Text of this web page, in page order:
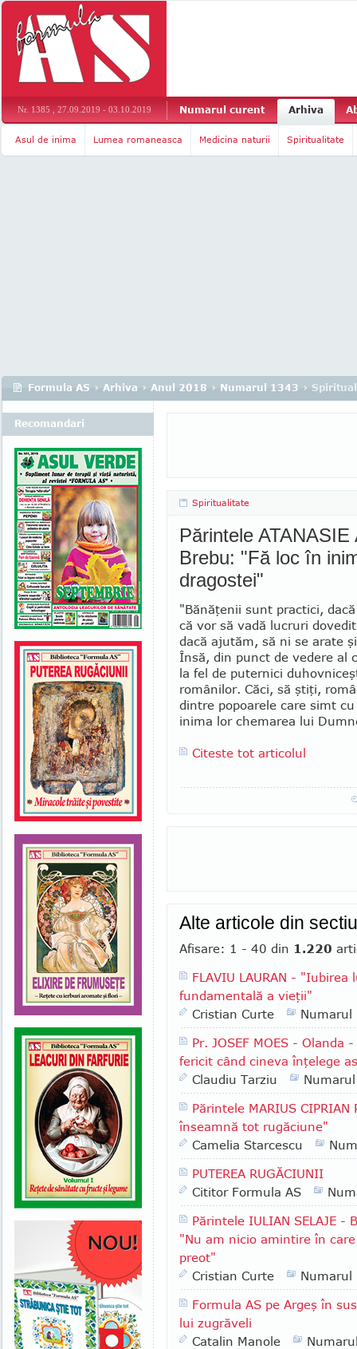
Nr. 1385 , 27.09.2019 - 03.10.2019 Numarul curent Arhiva
Asul de inima Lumea romaneasca Medicina naturii Spiritualitate
Formula AS › Arhiva › Anul 2018 › Numarul 1343 ›
Spiritualitate
Părintele
Brebu: "Fă loc în
dragostei"
"Bănăţenii sunt practici,
că vor să vadă lucruri
dacă ajutăm, să ni se arate
Însă, din punct de vedere al
la fel de puternici
românilor. Căci, să ştiţi,
dintre popoarele care simt
inima lor chemarea lui
Citeste tot articolul
Alte articole din
Afisare: 1 - 40 din 1.220
FLAVIU LAURAN -
fundamentală a vieţii"
Cristian Curte
Numarul
Pr. JOSEF MOES -
fericit când cineva înţelege
Claudiu Tarziu
Părintele MARIUS
înseamnă tot rugăciune"
Camelia Starcescu
PUTEREA RUGĂCIUNII
Cititor Formula AS
Părintele IULIAN SELAJE
"Nu am nicio amintire în
preot"
Cristian Curte
Numarul
Formula AS pe Argeş în
lui zugrăveli
Catalin Manole
Recomandari